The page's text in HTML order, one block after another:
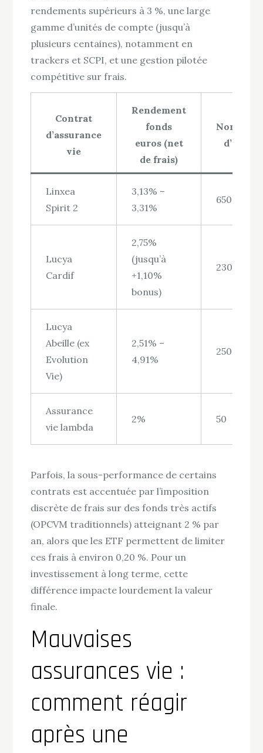
rendements supérieurs à 3 %, une large
gamme d’unités de compte (jusqu’à
plusieurs centaines), notamment en
trackers et SCPI, et une gestion pilotée
compétitive sur frais.
Contrat
d’assurance
vie
Rendement
fonds
euros (net
de frais)
Nombre
d’UC
Linxea
Spirit 2
3,13% –
3,31%
650
Lucya
Cardif
2,75%
(jusqu’à
+1,10%
bonus)
2300
Lucya
Abeille (ex
Evolution
Vie)
2,51% –
4,91%
250
Assurance
vie lambda
2% 50
Parfois, la sous-performance de certains
contrats est accentuée par l’imposition
discrète de frais sur des fonds très actifs
(OPCVM traditionnels) atteignant 2 % par
an, alors que les ETF permettent de limiter
ces frais à environ 0,20 %. Pour un
investissement à long terme, cette
différence impacte lourdement la valeur
finale.
Mauvaises
assurances vie :
comment réagir
après une